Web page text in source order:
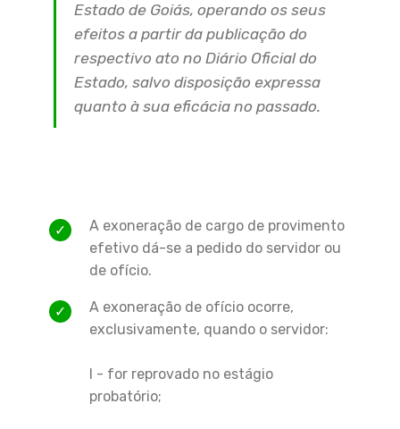
Estado de Goiás, operando os seus
efeitos a partir da publicação do
respectivo ato no Diário Oficial do
Estado, salvo disposição expressa
quanto à sua eficácia no passado.
A exoneração de cargo de provimento
efetivo dá-se a pedido do servidor ou
de ofício.
A exoneração de ofício ocorre,
exclusivamente, quando o servidor:
I - for reprovado no estágio
probatório;